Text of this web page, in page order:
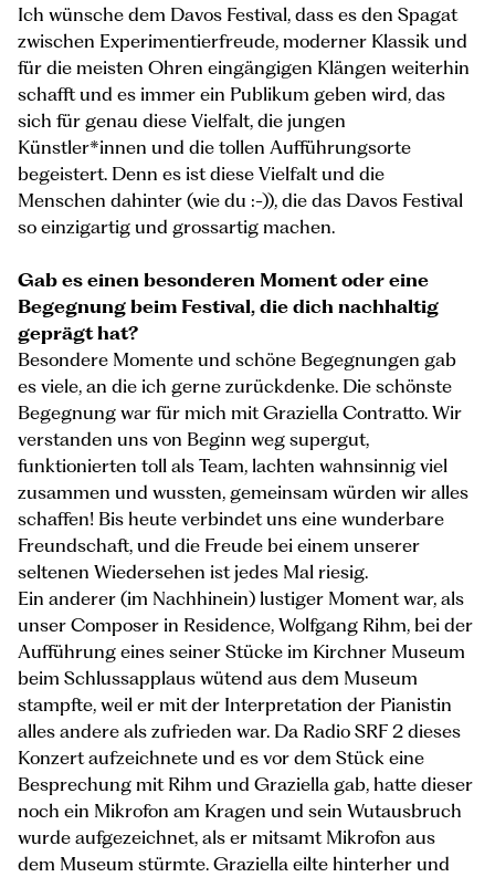
Ich wünsche dem Davos Festival, dass es den Spagat
zwischen Experimentierfreude, moderner Klassik und
für die meisten Ohren eingängigen Klängen weiterhin
schafft und es immer ein Publikum geben wird, das
sich für genau diese Vielfalt, die jungen
Künstler*innen und die tollen Aufführungsorte
begeistert. Denn es ist diese Vielfalt und die
Menschen dahinter (wie du :-)), die das Davos Festival
so einzigartig und grossartig machen.
Gab es einen besonderen Moment oder eine
Begegnung beim Festival, die dich nachhaltig
geprägt hat?
Besondere Momente und schöne Begegnungen gab
es viele, an die ich gerne zurückdenke. Die schönste
Begegnung war für mich mit Graziella Contratto. Wir
verstanden uns von Beginn weg supergut,
funktionierten toll als Team, lachten wahnsinnig viel
zusammen und wussten, gemeinsam würden wir alles
schaffen! Bis heute verbindet uns eine wunderbare
Freundschaft, und die Freude bei einem unserer
seltenen Wiedersehen ist jedes Mal riesig.
Ein anderer (im Nachhinein) lustiger Moment war, als
unser Composer in Residence, Wolfgang Rihm, bei der
Aufführung eines seiner Stücke im Kirchner Museum
beim Schlussapplaus wütend aus dem Museum
stampfte, weil er mit der Interpretation der Pianistin
alles andere als zufrieden war. Da Radio SRF 2 dieses
Konzert aufzeichnete und es vor dem Stück eine
Besprechung mit Rihm und Graziella gab, hatte dieser
noch ein Mikrofon am Kragen und sein Wutausbruch
wurde aufgezeichnet, als er mitsamt Mikrofon aus
dem Museum stürmte. Graziella eilte hinterher und